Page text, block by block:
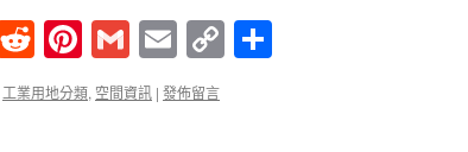
RedditPinterest
GmailEmail
Copy
工業用地分類, 空間資訊 | 發佈留言